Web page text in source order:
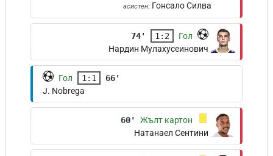
асистен: Гонсало Силва
74' 1:2
Гол
Нардин Мулахусеинович
Гол 1:1
66'
J. Nobrega
60'
Жълт картон
Натанаел Сентини